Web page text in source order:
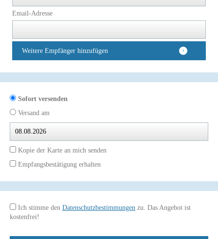
Email-Adresse
Weitere Empfänger hinzufügen
Sofort versenden
Versand am
Kopie der Karte an mich senden
Empfangsbestätigung erhalten
Ich stimme den Datenschutzbestimmungen zu. Das Angebot ist
kostenfrei!